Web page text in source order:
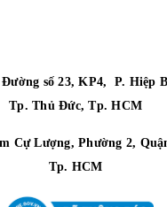
Đường số 23, KP4, P. Hiệp
Tp. Thủ Đức, Tp. HCM
Cự Lượng, Phường 2,
Tp. HCM